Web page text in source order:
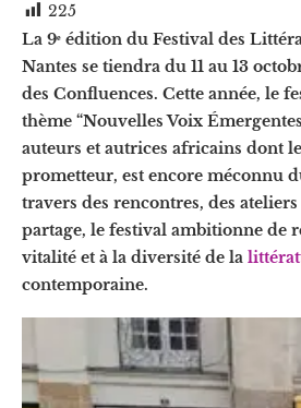
225
La 9ᵉ édition du Festival des
Nantes se tiendra du 11 au 13
des Confluences. Cette année, le
thème “Nouvelles Voix
auteurs et autrices africains dont
prometteur, est encore méconnu
travers des rencontres, des
partage, le festival ambitionne de
vitalité et à la diversité de la
contemporaine.